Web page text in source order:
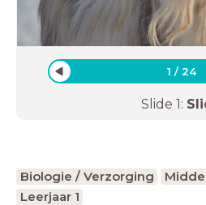
1 /24
Slide 1:
Biologie / Verzorging
Leerjaar 1